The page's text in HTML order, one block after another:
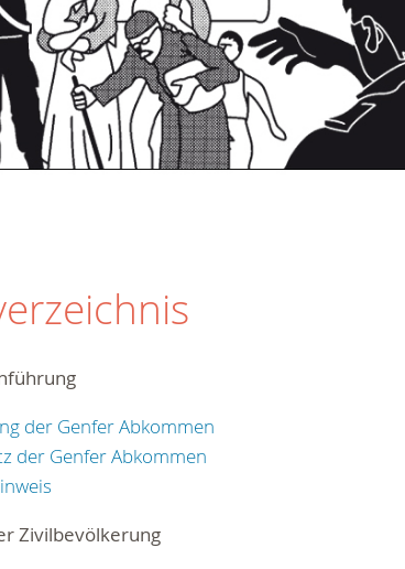
der Genfer Abkommen
der Genfer Abkommen
Zivilbevölkerung